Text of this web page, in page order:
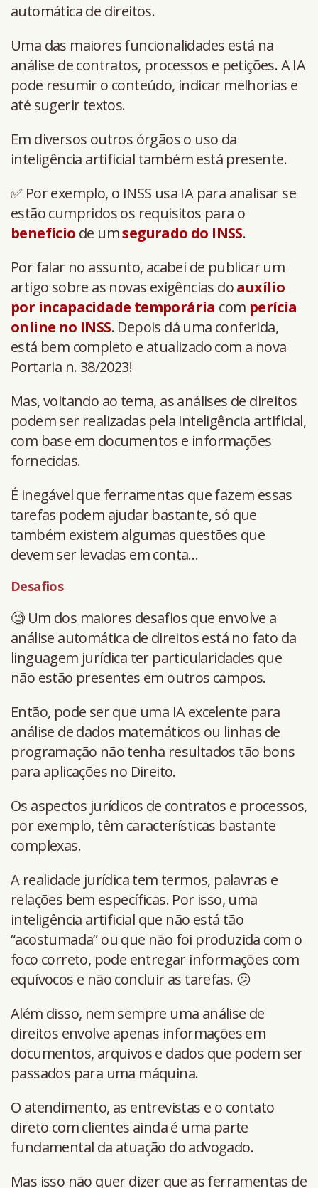
automática de direitos.
Uma das maiores funcionalidades está na
análise de contratos, processos e petições. A IA
pode resumir o conteúdo, indicar melhorias e
até sugerir textos.
Em diversos outros órgãos o uso da
inteligência artificial também está presente.
✅ Por exemplo, o INSS usa IA para analisar se
estão cumpridos os requisitos para o
benefício de umsegurado do INSS.
Por falar no assunto, acabei de publicar um
artigo sobre as novas exigências doauxílio
por incapacidade temporária com perícia
online no INSS. Depois dá uma conferida,
está bem completo e atualizado com a nova
Portaria n. 38/2023!
Mas, voltando ao tema, as análises de direitos
podem ser realizadas pela inteligência artificial,
com base em documentos e informações
fornecidas.
É inegável que ferramentas que fazem essas
tarefas podem ajudar bastante, só que
também existem algumas questões que
devem ser levadas em conta…
Desafios
🧐 Um dos maiores desafios que envolve a
análise automática de direitos está no fato da
linguagem jurídica ter particularidades que
não estão presentes em outros campos.
Então, pode ser que uma IA excelente para
análise de dados matemáticos ou linhas de
programação não tenha resultados tão bons
para aplicações no Direito.
Os aspectos jurídicos de contratos e processos,
por exemplo, têm características bastante
complexas.
A realidade jurídica tem termos, palavras e
relações bem específicas. Por isso, uma
inteligência artificial que não está tão
“acostumada” ou que não foi produzida com o
foco correto, pode entregar informações com
equívocos e não concluir as tarefas. 😕
Além disso, nem sempre uma análise de
direitos envolve apenas informações em
documentos, arquivos e dados que podem ser
passados para uma máquina.
O atendimento, as entrevistas e o contato
direto com clientes ainda é uma parte
fundamental da atuação do advogado.
Mas isso não quer dizer que as ferramentas de